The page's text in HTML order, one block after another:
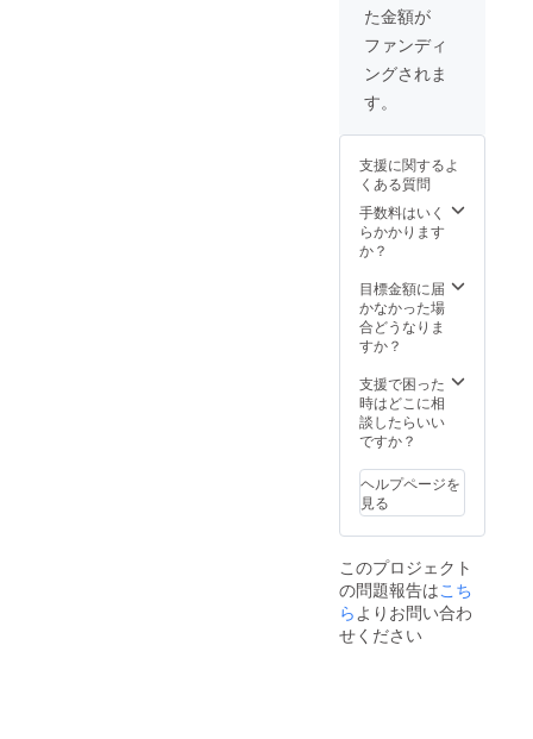
た金額が
ファンディ
ングされま
す。
支援に関するよ
くある質問
手数料はいく
らかかります
か？
目標金額に届
かなかった場
合どうなりま
すか？
支援で困った
時はどこに相
談したらいい
ですか？
ヘルプページを
見る
このプロジェクト
の問題報告はこち
ら よりお問い合わ
せください